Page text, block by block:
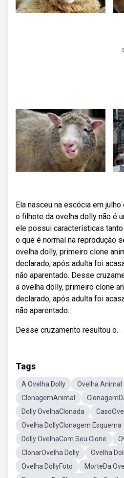
Ela nasceu na escócia em
o filhote da ovelha dolly não é
ele possui características tanto
o que é normal na reprodução
ovelha dolly, primeiro clone
declarado, após adulta foi
não aparentado. Desse
a ovelha dolly, primeiro clone
declarado, após adulta foi
não aparentado.
Desse cruzamento resultou o.
Tags
A Ovelha Dolly Ovelha Animal
ClonagemAnimal
Dolly OvelhaClonada
Ovelha DollyClonagem Esquema
Dolly OvelhaCom Seu Clone
ClonarOvelha Dolly
Ovelha
Ovelha DollyFoto
MorteDa